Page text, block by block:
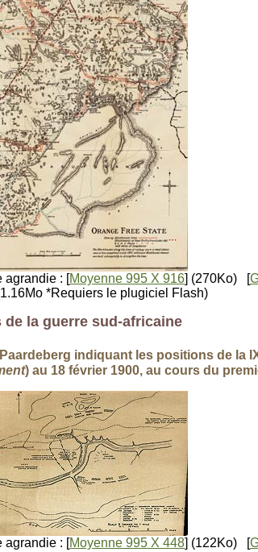
agrandie : [Moyenne 995 X 916] (270Ko) [
*Requiers le plugiciel Flash)
de la guerre sud-africaine
indiquant les positions de la
) au 18 février 1900, au cours du
agrandie : [Moyenne 995 X 448] (122Ko) [